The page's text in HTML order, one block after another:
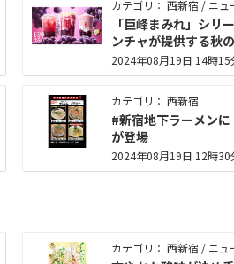
カテゴリ： 西新宿 / ニュ
「巨峰まみれ」シリ
ンチャが提供する秋
2024年08月19日 14時15
カテゴリ： 西新宿
#新宿地下ラーメンに
が登場
2024年08月19日 12時30
カテゴリ： 西新宿 / ニュ